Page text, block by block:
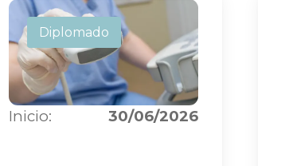
Diplomado
Diplomado de
ecografía general
Duración: 12meses
Inicio:
30/06/2026